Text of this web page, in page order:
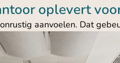
oplevert
aanvoelen. Dat